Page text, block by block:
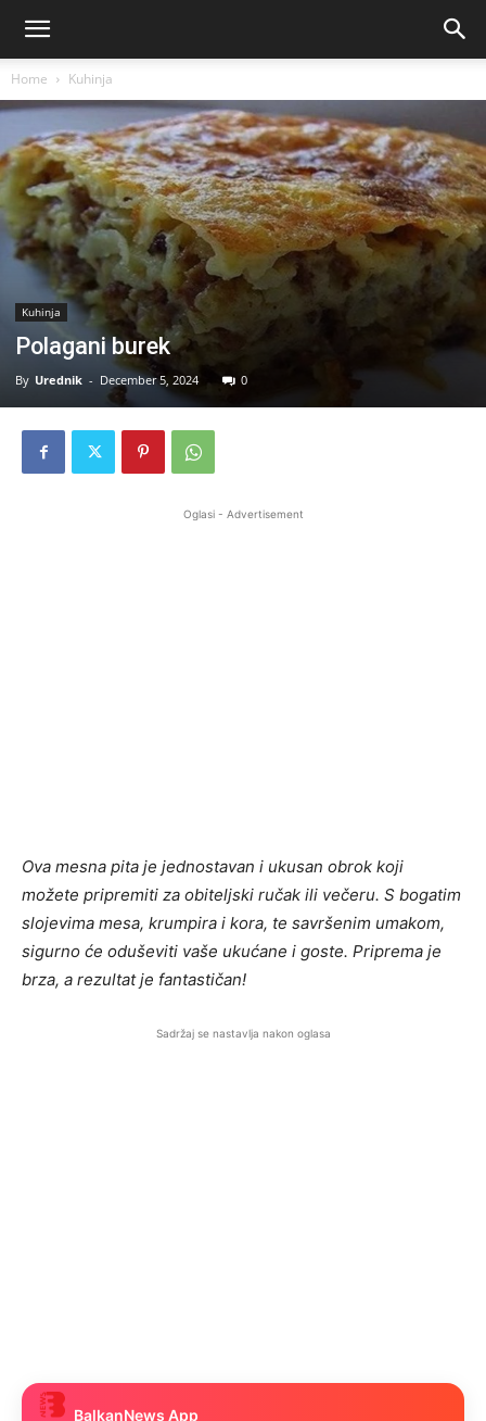
Home Kuhinja
Kuhinja
Polagani burek
By Urednik - December 5, 2024 0
Oglasi - Advertisement
Ova mesna pita je jednostavan i ukusan obrok koji
možete pripremiti za obiteljski ručak ili večeru. S bogatim
slojevima mesa, krumpira i kora, te savršenim umakom,
sigurno će oduševiti vaše ukućane i goste. Priprema je
brza, a rezultat je fantastičan!
Sadržaj se nastavlja nakon oglasa
BalkanNews App